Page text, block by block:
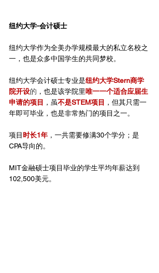
纽约大学-会计硕士
纽约大学作为全美办学规模最大的私立名校之
一，也是众多中国学生的共同梦校。
纽约大学会计硕士专业是纽约大学Stern商学
院开设的 ，也是该学院里 唯一一个适合应届生
申请的项目 ，虽不是STEM项目 ，但其只需一
年即可毕业，也是非常热门的项目之一。
项目 时长1年 ，一共需要修满30个学分；是
CPA导向的。
MIT金融硕士项目毕业的学生平均年薪达到
102,500美元。